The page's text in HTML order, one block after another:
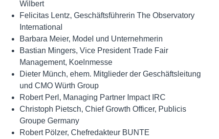
Wilbert
Felicitas Lentz, Geschäftsführerin The Observatory
International
Barbara Meier, Model und Unternehmerin
Bastian Mingers, Vice President Trade Fair
Management, Koelnmesse
Dieter Münch, ehem. Mitglieder der Geschäftsleitung
und CMO Würth Group
Robert Perl, Managing Partner Impact IRC
Christoph Pietsch, Chief Growth Officer, Publicis
Groupe Germany
Robert Pölzer, Chefredakteur BUNTE